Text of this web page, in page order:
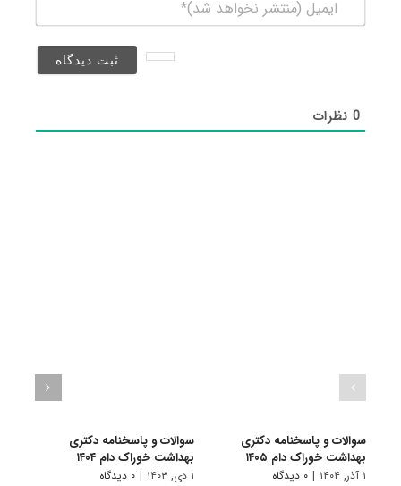
(منتشر
0نظرات
سوالات و پاسخنامه دکتری
بهداشت خوراک دام ۱۴۰۵
۱ آذر, ۱۴۰۴ | ۰ دیدگاه
سوالات و پاسخنامه دکتری
بهداشت خوراک دام ۱۴۰۴
۱ دی, ۱۴۰۳ | ۰ دیدگاه